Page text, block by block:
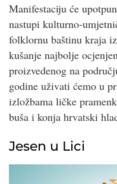
Manifestaciju će
nastupi kulturno-
folklornu baštinu kraja
kušanje najbolje
proizvedenog na
godine uživati ćemo u
izložbama ličke
buša i konja hrvatski
Jesen u Lici